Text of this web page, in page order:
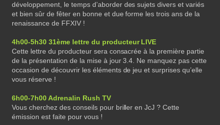
développement, le temps d’aborder des sujets divers et variés
et bien sûr de fêter en bonne et due forme les trois ans de la
renaissance de FFXIV !
4h00-5h30 31ème lettre du producteur LIVE
Cette lettre du producteur sera consacrée à la première partie
de la présentation de la mise à jour 3.4. Ne manquez pas cette
occasion de découvrir les éléments de jeu et surprises qu’elle
vous réserve !
6h00-7h00 Adrenalin Rush TV
Vous cherchez des conseils pour briller en JcJ ? Cette
émission est faite pour vous !